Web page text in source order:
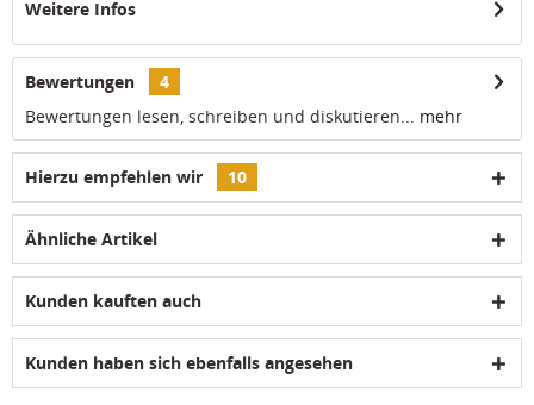
Weitere Infos
Bewertungen
4
Bewertungen lesen, schreiben und diskutieren... mehr
Hierzu empfehlen wir 10
Ähnliche Artikel
Kunden kauften auch
Kunden haben sich ebenfalls angesehen